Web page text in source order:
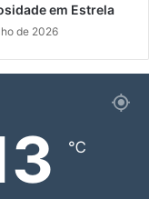
em Estrela
de 2026
℃